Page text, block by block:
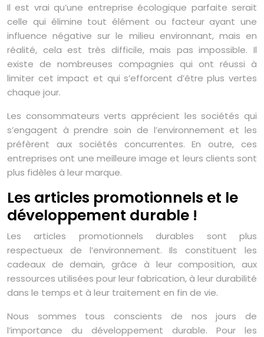
Il est vrai qu’une entreprise écologique parfaite serait
celle qui élimine tout élément ou facteur ayant une
influence négative sur le milieu environnant, mais en
réalité, cela est très difficile, mais pas impossible. Il
existe de nombreuses compagnies qui ont réussi à
limiter cet impact et qui s’efforcent d’être plus vertes
chaque jour.
Les consommateurs verts apprécient les sociétés qui
s’engagent à prendre soin de l’environnement et les
préfèrent aux sociétés concurrentes. En outre, ces
entreprises ont une meilleure image et leurs clients sont
plus fidèles à leur marque.
Les articles promotionnels et le
développement durable !
Les articles promotionnels durables sont plus
respectueux de l’environnement. Ils constituent les
cadeaux de demain, grâce à leur composition, aux
ressources utilisées pour leur fabrication, à leur durabilité
dans le temps et à leur traitement en fin de vie.
Nous sommes tous conscients de nos jours de
l’importance du développement durable. Pour les